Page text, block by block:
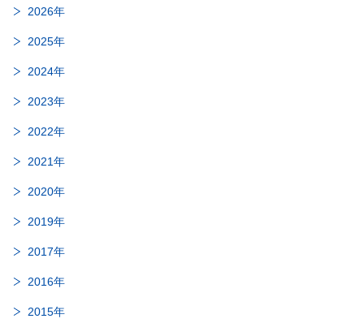
2026年
2025年
2024年
2023年
2022年
2021年
2020年
2019年
2017年
2016年
2015年